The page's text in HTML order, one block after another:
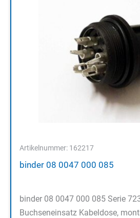
Artikelnummer: 162217
binder 08 0047 000 085
binder 08 0047 000 085 Serie
Buchseneinsatz Kabeldose,